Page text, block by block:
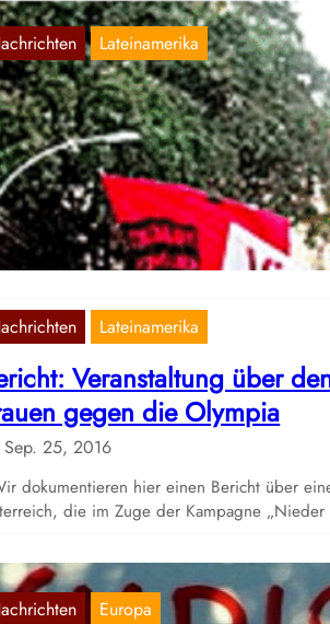
Lateinamerika
Bericht zur
olympischen Massaker!“
Okt. 4, 2016
dokumentieren hier einen Bericht aus
zur Kampagne „Nieder mit dem
Lateinamerika
Veranstaltung über
gegen die Olympia
Sep. 25, 2016
dokumentieren hier einen Bericht über
die im Zuge der Kampagne
Europa